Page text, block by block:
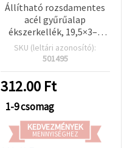
Állítható rozsdamentes
acél gyűrűalap
ékszerkellék, 19,5×3–5
mm, belső átmérő 18
mm, 10 mm-es talp,
SKU (leltári azonosító):
501495
312.00 Ft
1-9 csomag
KEDVEZMÉNYEK
MENNYISÉGHEZ